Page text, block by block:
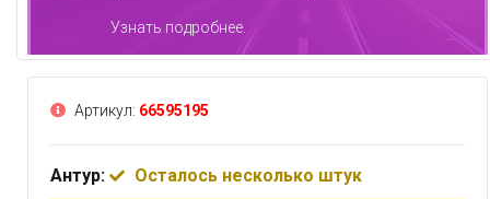
Узнать подробнее.
Артикул: 66595195
Антур:
Осталось несколько штук